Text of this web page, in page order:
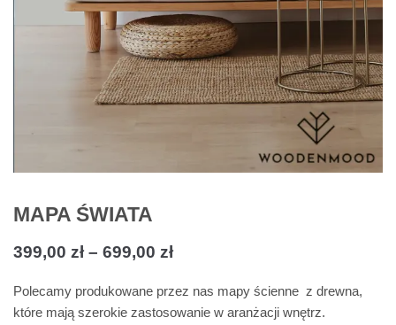
MAPA ŚWIATA
399,00 zł – 699,00 zł
Polecamy produkowane przez nas mapy ścienne z drewna,
które mają szerokie zastosowanie w aranżacji wnętrz.